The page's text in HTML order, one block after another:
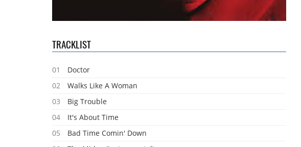
TRACKLIST
01
Doctor
02
Walks Like A Woman
03
Big Trouble
04
It's About Time
05
Bad Time Comin' Down